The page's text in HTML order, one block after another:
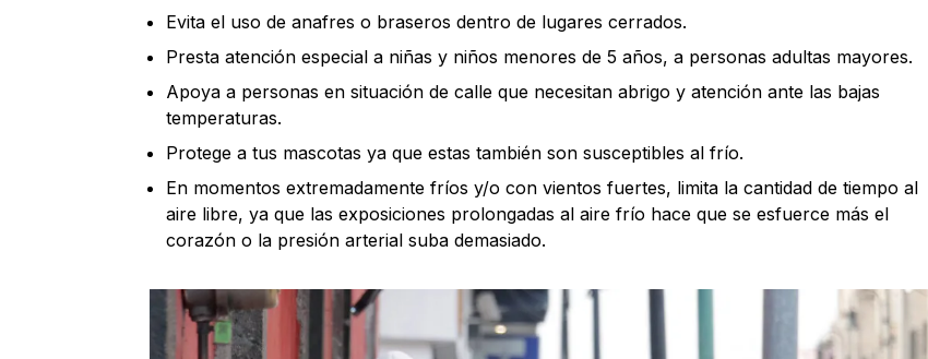
Evita el uso de anafres o braseros dentro de lugares cerrados.
Presta atención especial a niñas y niños menores de 5 años, a personas adultas mayores.
Apoya a personas en situación de calle que necesitan abrigo y atención ante las bajas
temperaturas.
Protege a tus mascotas ya que estas también son susceptibles al frío.
En momentos extremadamente fríos y/o con vientos fuertes, limita la cantidad de tiempo al
aire libre, ya que las exposiciones prolongadas al aire frío hace que se esfuerce más el
corazón o la presión arterial suba demasiado.